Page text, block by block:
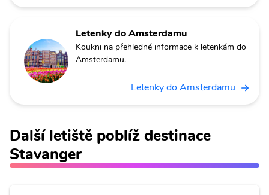
Letenky do Amsterdamu
Koukni na přehledné informace k letenkám do
Amsterdamu.
Letenky do Amsterdamu
Další letiště poblíž destinace
Stavanger